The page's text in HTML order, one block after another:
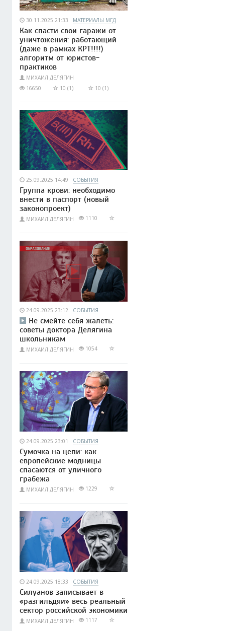
30.11.2025 21:33 МАТЕРИАЛЫ МГД
Как спасти свои гаражи от
уничтожения: работающий
(даже в рамках КРТ!!!!)
алгоритм от юристов-
практиков
МИХАИЛ ДЕЛЯГИН
16650
10 (1) 10 (1)
25.09.2025 14:49 СОБЫТИЯ
Группа крови: необходимо
внести в паспорт (новый
законопроект)
МИХАИЛ ДЕЛЯГИН 1110
24.09.2025 23:12 СОБЫТИЯ
Не смейте себя жалеть:
советы доктора Делягина
школьникам
МИХАИЛ ДЕЛЯГИН 1054
24.09.2025 23:01 СОБЫТИЯ
Сумочка на цепи: как
европейские модницы
спасаются от уличного
грабежа
МИХАИЛ ДЕЛЯГИН 1229
24.09.2025 18:33 СОБЫТИЯ
Силуанов записывает в
«разгильдяи» весь реальный
сектор российской экономики
МИХАИЛ ДЕЛЯГИН 1117